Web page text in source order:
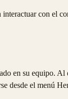
con el
en su equipo.
desde el menú